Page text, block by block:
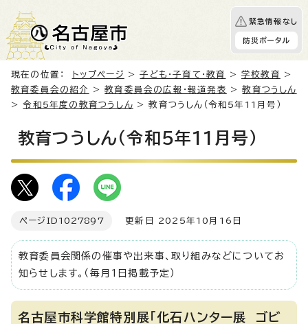
緊急情報なし
防災ポータル
現在の位置： トップページ >子ども・子育て・教育 >学校教育
>
教育委員会の紹介
>教育委員会の広報・報道発表 >教育つうしん
>令和5年度の教育つうしん > 教育つうしん（令和5年11月号）
教育つうしん（令和5年11月号）
ページID 1027897 更新日 2025年10月16日
教育委員会関係の催事や出来事、取り組みなどについてお
知らせします。（毎月1日掲載予定）
名古屋市科学館特別展「化石ハンター展 ゴビ